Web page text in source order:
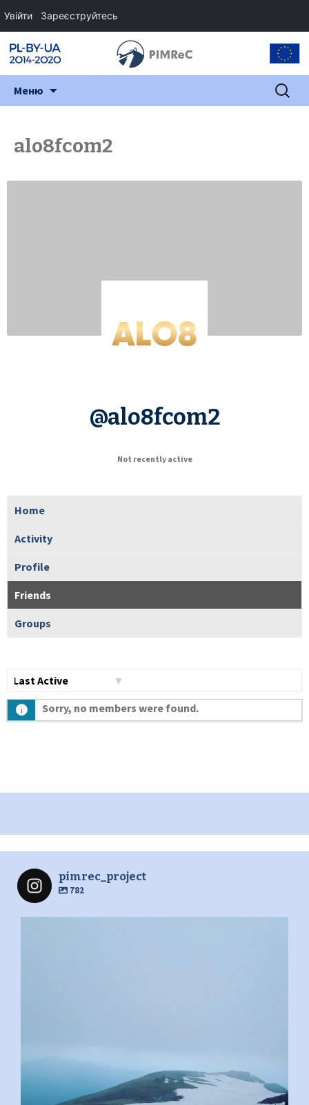
Меню Пошук:
alo8fcom2
@alo8fcom2
Not recently active
Home
Activity
Profile
Friends
Groups
Sorry, no members were found.
pimrec_project
782
Увійти Зареєструйтесь